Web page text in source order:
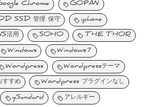
Chrome GOPAN
SSD 管理 保守 iphone
活用 SOHO THE THOR
Windows Windows7
Wordpress Wordpressテーマ
すめ Wordpress プラグインなし
ySandard アレルギー